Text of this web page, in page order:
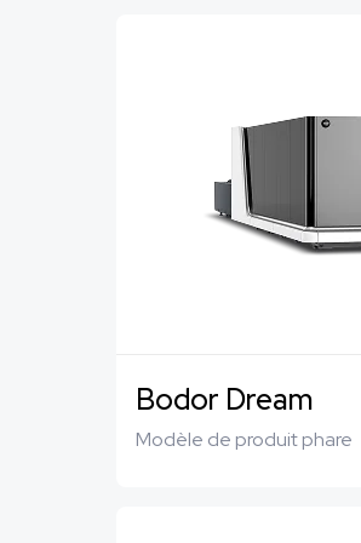
Bodor Dream
Modèle de produit phare